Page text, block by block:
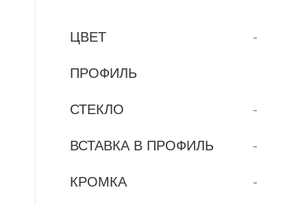
ЦВЕТ -
ПРОФИЛЬ
СТЕКЛО -
ВСТАВКА В ПРОФИЛЬ -
КРОМКА -